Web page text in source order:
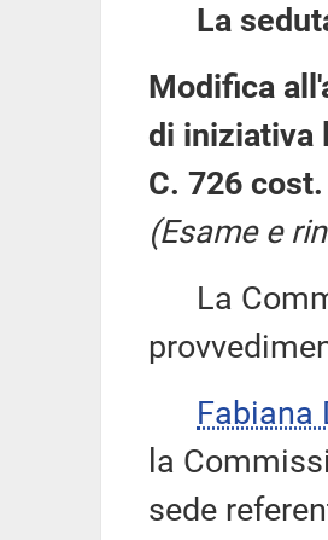
La
Modifica
di iniziativa
C. 726
(Esame e
La
Fabiana
la
sede